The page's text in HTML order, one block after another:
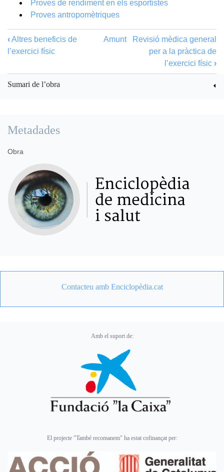
Proves de rendiment en els esportistes
Proves antropomètriques
‹Altres beneficis de
l’exercici físic
Amunt
Revisió mèdica general
per a la pràctica de
l’exercici físic ›
Sumari de l’obra
Metadades
Obra
Contacteu amb Enciclopèdia.cat
Amb el suport de:
El projecte "També recomanem" ha estat cofinançat per: